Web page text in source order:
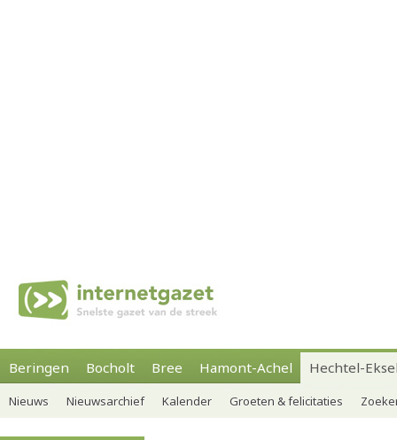
Beringen Bocholt Bree Hamont-Achel Hechtel-
Nieuws Nieuwsarchief Kalender Groeten & felicitaties